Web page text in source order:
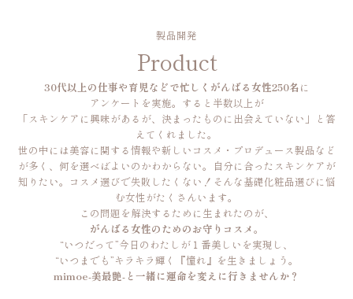
製品開発
Product
30代以上の仕事や育児などで忙しくがんばる女性250名に
アンケートを実施。すると半数以上が
「スキンケアに興味があるが、決まったものに出会えていない」と答
えてくれました。
世の中には美容に関する情報や新しいコスメ・プロデュース製品など
が多く、何を選べばよいのかわからない。自分に合ったスキンケアが
知りたい。コスメ選びで失敗したくない！そんな基礎化粧品選びに悩
む女性がたくさんいます。
この問題を解決するために生まれたのが、
がんばる女性のためのお守りコスメ。
“いつだって”今日のわたしが１番美しいを実現し、
“いつまでも”キラキラ輝く『憧れ』を生きましょう。
mimoe-美最艶-と一緒に運命を変えに行きませんか？